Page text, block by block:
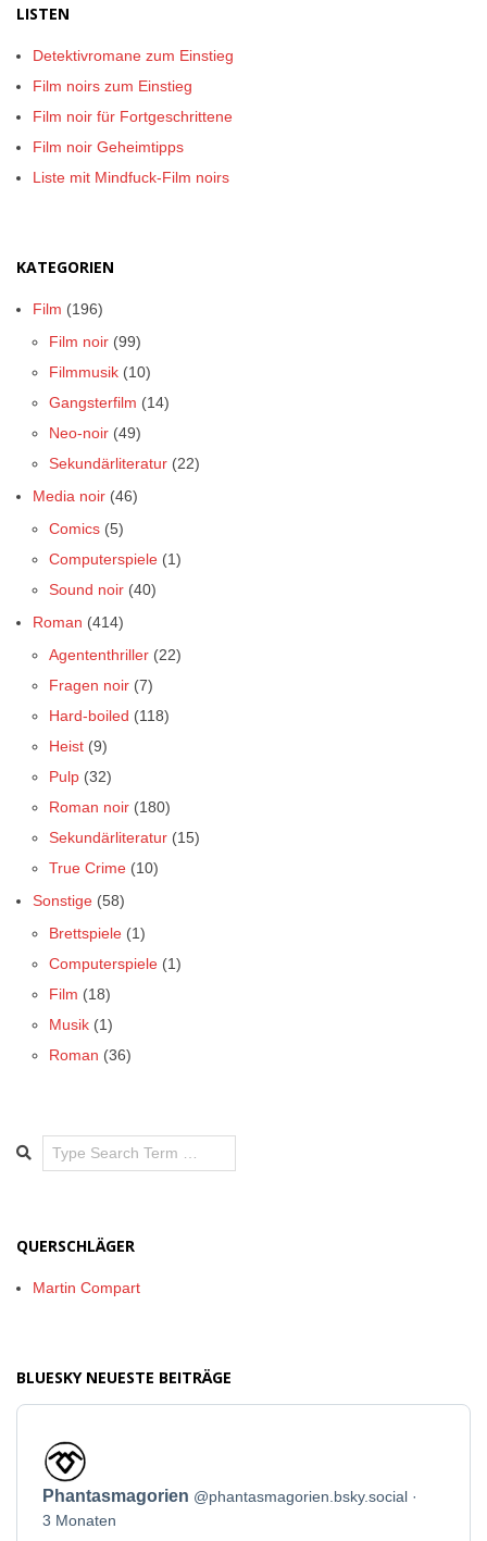
LISTEN
Detektivromane zum Einstieg
Film noirs zum Einstieg
Film noir für Fortgeschrittene
Film noir Geheimtipps
Liste mit Mindfuck-Film noirs
KATEGORIEN
Film (196)
Film noir (99)
Filmmusik (10)
Gangsterfilm (14)
Neo-noir (49)
Sekundärliteratur (22)
Media noir (46)
Comics (5)
Computerspiele (1)
Sound noir (40)
Roman (414)
Agententhriller (22)
Fragen noir (7)
Hard-boiled (118)
Heist (9)
Pulp (32)
Roman noir (180)
Sekundärliteratur (15)
True Crime (10)
Sonstige (58)
Brettspiele (1)
Computerspiele (1)
Film (18)
Musik (1)
Roman (36)
Search
QUERSCHLÄGER
Martin Compart
BLUESKY NEUESTE BEITRÄGE
Beitrag
von
Phantasmagorien
auf
Bluesky
Phantasmagorien @phantasmagorien.bsky.social
3 Monaten